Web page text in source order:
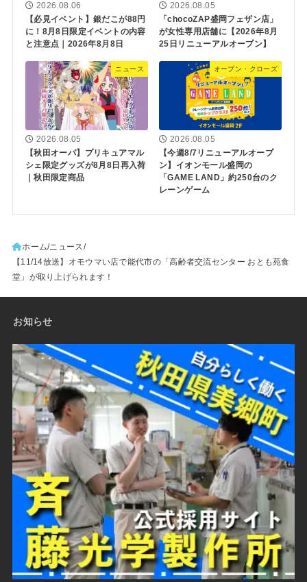
2026.08.06
【必見イベント】銀だこが88円
に！8月8日限定イベントの内容
と注意点｜2026年8月8日
2026.08.05
「chocoZAP盛岡フェザン店」
が女性専用店舗に【2026年8月
25日リニューアルオープン】
ニュース
2026.08.05
【秋田オーパ】プリキュアマル
シェ限定グッズが8月8日再入荷
｜秋田限定商品
オープン・クローズ
2026.08.05
【今週8/7リニューアルオープ
ン】イオンモール盛岡の
「GAME LAND」約250台のク
レーンゲーム
ホーム ニュース
【11/14放送】オモウマい店で能代市の「高齢者交流センター おとも苑食
堂」が取り上げられます！
お知らせ